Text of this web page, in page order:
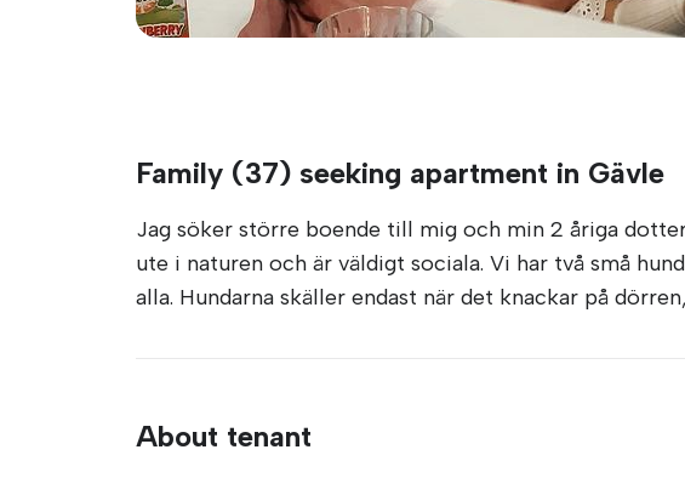
Family (37) seeking apartment in Gävle
Jag söker större boende till mig och min 2 åriga
ute i naturen och är väldigt sociala. Vi har två små
alla. Hundarna skäller endast när det knackar på
About tenant